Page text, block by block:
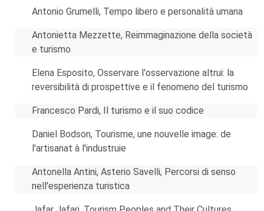
Antonio Grumelli, Tempo libero e personalità umana
Antonietta Mezzette, Reimmaginazione della società
e turismo
Elena Esposito, Osservare l'osservazione altrui: la
reversibilità di prospettive e il fenomeno del turismo
Francesco Pardi, Il turismo e il suo codice
Daniel Bodson, Tourisme, une nouvelle image: de
l'artisanat à l'industruie
Antonella Antini, Asterio Savelli, Percorsi di senso
nell'esperienza turistica